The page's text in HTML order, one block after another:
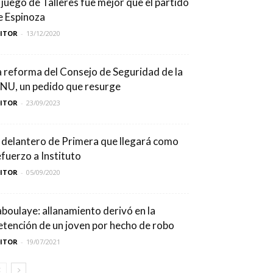
Espinoza
- 13/12/2020
reforma del Consejo de Seguridad de la
un pedido que resurge
- 23/09/2023
delantero de Primera que llegará como
a Instituto
- 05/09/2020
allanamiento derivó en la
de un joven por hecho de robo
- 19/07/2021